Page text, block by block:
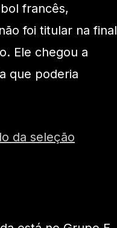
francês,
foi titular na final
Ele chegou a
que poderia
da seleção